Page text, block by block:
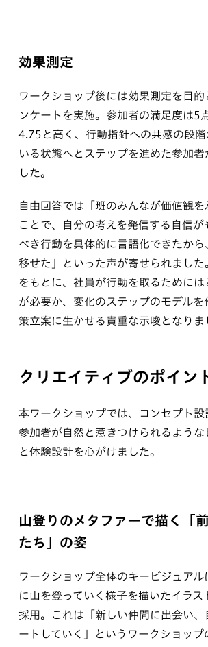
効果測定
ワークショップ後には効果測定を目的
ンケートを実施。参加者の満足度は5
4.75と高く、行動指針への共感の段階
いる状態へとステップを進めた参加者
した。
自由回答では「班のみんなが価値観を
ことで、自分の考えを発信する自信が
べき行動を具体的に言語化できたから
移せた」といった声が寄せられました
をもとに、社員が行動を取るためには
が必要か、変化のステップのモデルを
策立案に生かせる貴重な示唆となりま
クリエイティブのポイン
本ワークショップでは、コンセプト設
参加者が自然と惹きつけられるような
と体験設計を心がけました。
山登りのメタファーで描く「
たち」の姿
ワークショップ全体のキービジュアル
に山を登っていく様子を描いたイラス
採用。これは「新しい仲間に出会い、
ートしていく」というワークショップ